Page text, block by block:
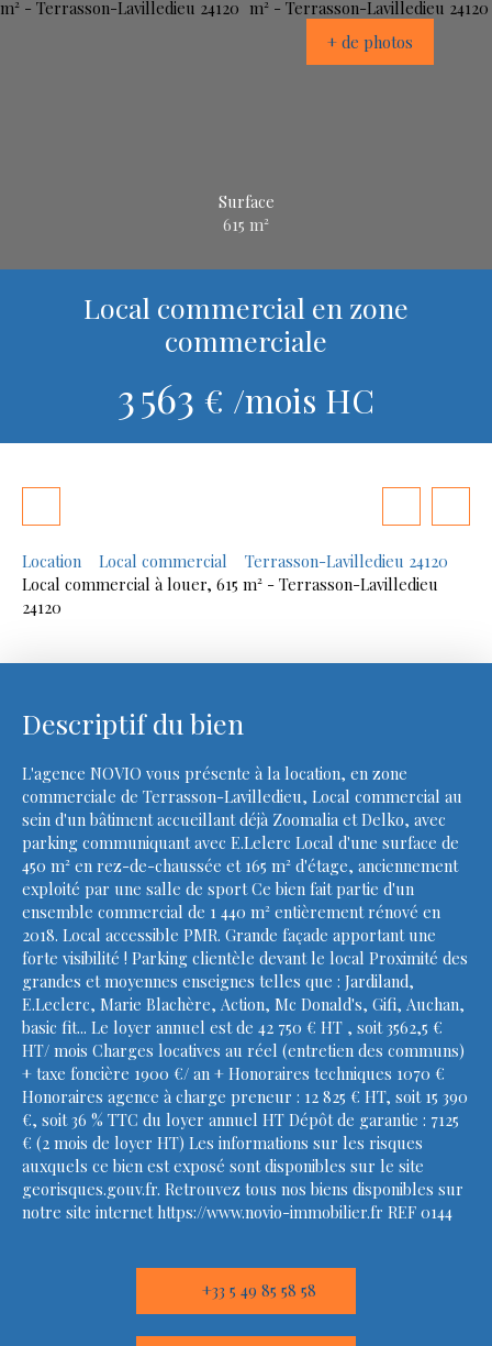
+ de photos
Surface
615 m²
Local commercial en zone
commerciale
3 563 € /mois HC
Location Local commercial
Terrasson-Lavilledieu 24120
Local commercial à louer, 615 m² - Terrasson-Lavilledieu
24120
Descriptif du bien
L'agence NOVIO vous présente à la location, en zone
commerciale de Terrasson-Lavilledieu, Local commercial au
sein d'un bâtiment accueillant déjà Zoomalia et Delko, avec
parking communiquant avec E.Lelerc Local d'une surface de
450 m² en rez-de-chaussée et 165 m² d'étage, anciennement
exploité par une salle de sport Ce bien fait partie d'un
ensemble commercial de 1 440 m² entièrement rénové en
2018. Local accessible PMR. Grande façade apportant une
forte visibilité ! Parking clientèle devant le local Proximité des
grandes et moyennes enseignes telles que : Jardiland,
E.Leclerc, Marie Blachère, Action, Mc Donald's, Gifi, Auchan,
basic fit... Le loyer annuel est de 42 750 € HT , soit 3562,5 €
HT/ mois Charges locatives au réel (entretien des communs)
+ taxe foncière 1900 €/ an + Honoraires techniques 1070 €
Honoraires agence à charge preneur : 12 825 € HT, soit 15 390
€, soit 36 % TTC du loyer annuel HT Dépôt de garantie : 7125
€ (2 mois de loyer HT) Les informations sur les risques
auxquels ce bien est exposé sont disponibles sur le site
georisques.gouv.fr. Retrouvez tous nos biens disponibles sur
notre site internet https://www.novio-immobilier.fr REF 0144
+33 5 49 85 58 58